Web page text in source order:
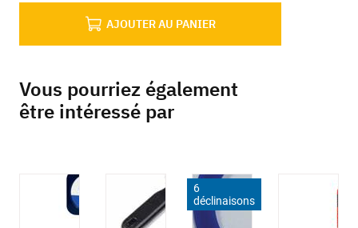
AJOUTER AU PANIER
Vous pourriez également
être intéressé par
6
déclinaisons